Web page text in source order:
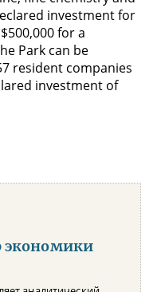
investment for
for a
Park can be
resident companies
investment of
экономики